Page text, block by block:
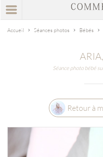
Accueil Séances photos Bébés
Séance photo bébé
Retour à